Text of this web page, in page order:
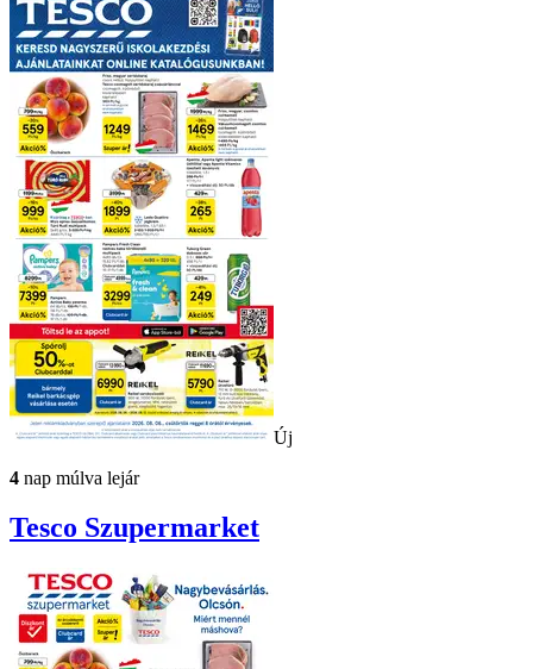
Új
4 nap múlva lejár
Tesco Szupermarket